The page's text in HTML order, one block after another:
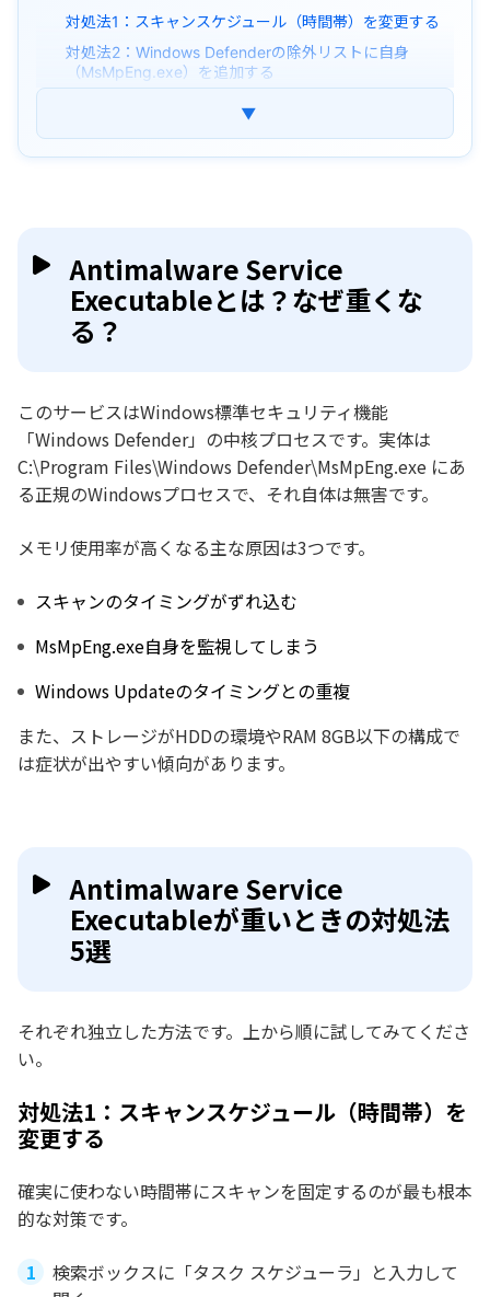
対処法1：スキャンスケジュール（時間帯）を変更する
対処法2：Windows Defenderの除外リストに自身
（MsMpEng.exe）を追加する
対処法4：サードパーティ製のセキュリティソフトを導
まとめ
よくある質問
▼
Antimalware Service
Executableとは？なぜ重くな
る？
このサービスはWindows標準セキュリティ機能
「Windows Defender」の中核プロセスです。実体は
C:\Program Files\Windows Defender\MsMpEng.exe にあ
る正規のWindowsプロセスで、それ自体は無害です。
メモリ使用率が高くなる主な原因は3つです。
スキャンのタイミングがずれ込む
MsMpEng.exe自身を監視してしまう
Windows Updateのタイミングとの重複
また、ストレージがHDDの環境やRAM 8GB以下の構成で
は症状が出やすい傾向があります。
Antimalware Service
Executableが重いときの対処法
5選
それぞれ独立した方法です。上から順に試してみてくださ
い。
対処法1：スキャンスケジュール（時間帯）を
変更する
確実に使わない時間帯にスキャンを固定するのが最も根本
的な対策です。
検索ボックスに「タスク スケジューラ」と入力して